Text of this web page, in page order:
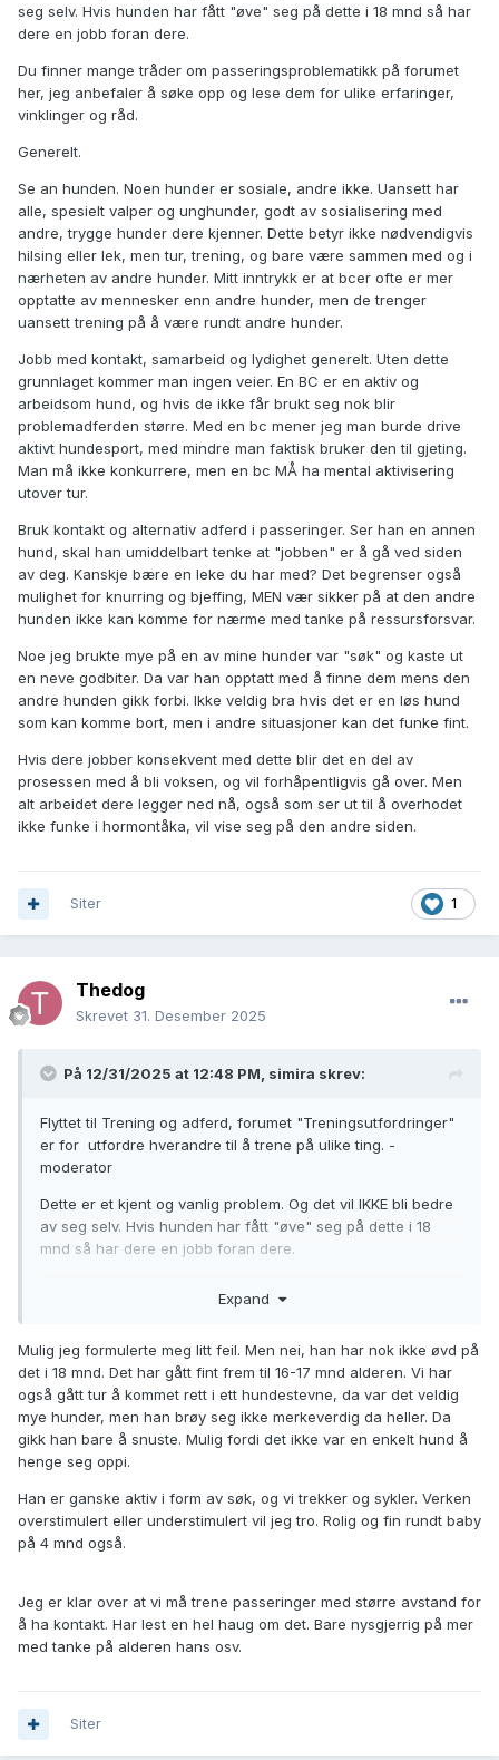
seg selv. Hvis hunden har fått "øve" seg på dette i 18 mnd så har
dere en jobb foran dere.
Du finner mange tråder om passeringsproblematikk på forumet
her, jeg anbefaler å søke opp og lese dem for ulike erfaringer,
vinklinger og råd.
Generelt.
Se an hunden. Noen hunder er sosiale, andre ikke. Uansett har
alle, spesielt valper og unghunder, godt av sosialisering med
andre, trygge hunder dere kjenner. Dette betyr ikke nødvendigvis
hilsing eller lek, men tur, trening, og bare være sammen med og i
nærheten av andre hunder. Mitt inntrykk er at bcer ofte er mer
opptatte av mennesker enn andre hunder, men de trenger
uansett trening på å være rundt andre hunder.
Jobb med kontakt, samarbeid og lydighet generelt. Uten dette
grunnlaget kommer man ingen veier. En BC er en aktiv og
arbeidsom hund, og hvis de ikke får brukt seg nok blir
problemadferden større. Med en bc mener jeg man burde drive
aktivt hundesport, med mindre man faktisk bruker den til gjeting.
Man må ikke konkurrere, men en bc MÅ ha mental aktivisering
utover tur.
Bruk kontakt og alternativ adferd i passeringer. Ser han en annen
hund, skal han umiddelbart tenke at "jobben" er å gå ved siden
av deg. Kanskje bære en leke du har med? Det begrenser også
mulighet for knurring og bjeffing, MEN vær sikker på at den andre
hunden ikke kan komme for nærme med tanke på ressursforsvar.
Noe jeg brukte mye på en av mine hunder var "søk" og kaste ut
en neve godbiter. Da var han opptatt med å finne dem mens den
andre hunden gikk forbi. Ikke veldig bra hvis det er en løs hund
som kan komme bort, men i andre situasjoner kan det funke fint.
Hvis dere jobber konsekvent med dette blir det en del av
prosessen med å bli voksen, og vil forhåpentligvis gå over. Men
alt arbeidet dere legger ned nå, også som ser ut til å overhodet
ikke funke i hormontåka, vil vise seg på den andre siden.
1
Siter
Thedog
Skrevet 31. Desember 2025
På 12/31/2025 at 12:48 PM, simira skrev:
Flyttet til Trening og adferd, forumet "Treningsutfordringer"
er for utfordre hverandre til å trene på ulike ting. -
moderator
Dette er et kjent og vanlig problem. Og det vil IKKE bli bedre
av seg selv. Hvis hunden har fått "øve" seg på dette i 18
mnd så har dere en jobb foran dere.
forumet her, jeg anbefaler å søke opp og lese dem for ulike
Generelt.
Se an hunden. Noen hunder er sosiale, andre ikke. Uansett
har alle, spesielt valper og unghunder, godt av sosialisering
med andre, trygge hunder dere kjenner. Dette betyr ikke
nødvendigvis hilsing eller lek, men tur, trening, og bare være
sammen med og i nærheten av andre hunder. Mitt inntrykk
er at bcer ofte er mer opptatte av mennesker enn andre
hunder, men de trenger uansett trening på å være rundt
Jobb med kontakt, samarbeid og lydighet generelt. Uten
dette grunnlaget kommer man ingen veier. En BC er en aktiv
og arbeidsom hund, og hvis de ikke får brukt seg nok blir
aktivisering utover tur.
Expand
Mulig jeg formulerte meg litt feil. Men nei, han har nok ikke øvd på
det i 18 mnd. Det har gått fint frem til 16-17 mnd alderen. Vi har
også gått tur å kommet rett i ett hundestevne, da var det veldig
mye hunder, men han brøy seg ikke merkeverdig da heller. Da
gikk han bare å snuste. Mulig fordi det ikke var en enkelt hund å
henge seg oppi.
Han er ganske aktiv i form av søk, og vi trekker og sykler. Verken
overstimulert eller understimulert vil jeg tro. Rolig og fin rundt baby
på 4 mnd også.
Jeg er klar over at vi må trene passeringer med større avstand for
å ha kontakt. Har lest en hel haug om det. Bare nysgjerrig på mer
med tanke på alderen hans osv.
Siter